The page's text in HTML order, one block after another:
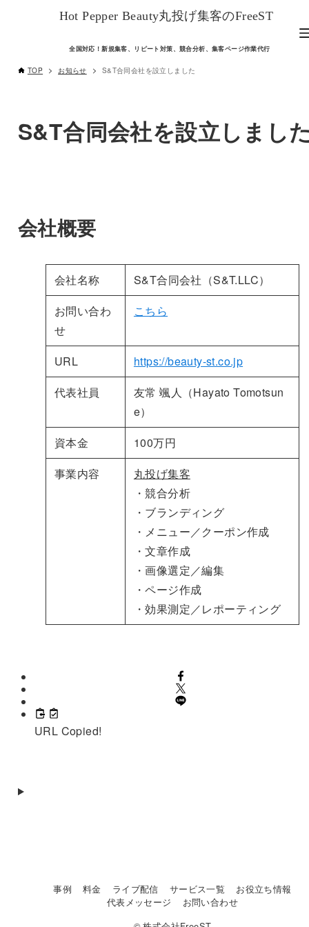
全国対応！新規集客、リピート対策、競合分析、集客ページ作業代行
Hot Pepper Beauty丸投げ集客のFreeST
TOP お知らせ S&T合同会社を設立しました
S&T合同会社を設立しまし
会社概要
会社名称
S&T合同会社（S&T.LLC）
お問い合わ
せ
こちら
URL
https://beauty-st.co.jp
代表社員
友常 颯人（Hayato Tomotsun
e）
資本金
100万円
事業内容
丸投げ集客
・競合分析
・ブランディング
・メニュー／クーポン作成
・文章作成
・画像選定／編集
・ページ作成
・効果測定／レポーティング
URL Copied!
事例 料金 ライブ配信 サービス一覧
お役立ち情報
代表メッセージ
お問い合わせ